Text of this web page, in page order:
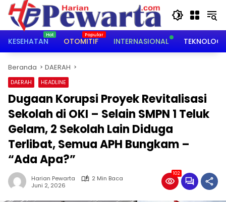
Langsung
konten
KESEHATAN
OTOMITIF INTERNASIONAL TEKNOLOGI
Beranda DAERAH
DAERAH HEADLINE
Dugaan Korupsi Proyek Revitalisasi
Sekolah di OKI – Selain SMPN 1 Teluk
Gelam, 2 Sekolah Lain Diduga
Terlibat, Semua APH Bungkam –
“Ada Apa?”
Harian Pewarta
2 Min Baca
Juni 2, 2026
102